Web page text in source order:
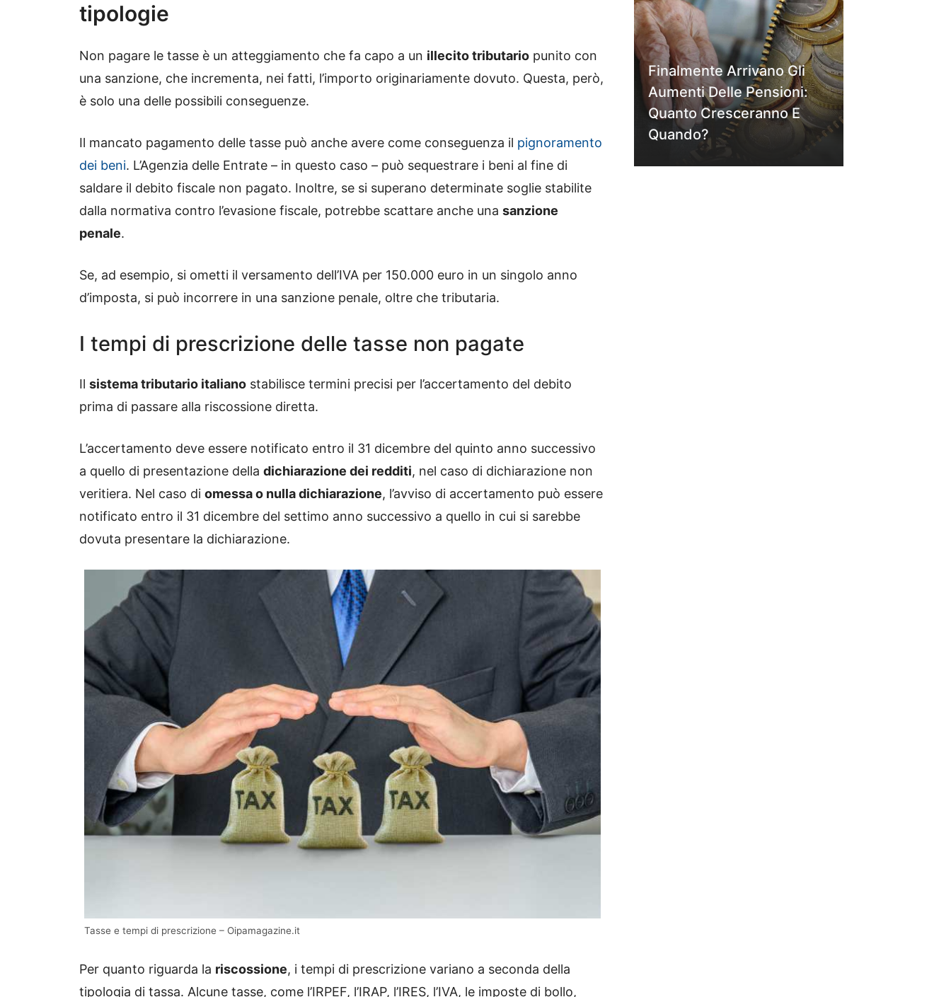
tipologie
Non pagare le tasse è un atteggiamento che fa capo a un illecito tributario punito con
una sanzione, che incrementa, nei fatti, l’importo originariamente dovuto. Questa, però,
è solo una delle possibili conseguenze.
Il mancato pagamento delle tasse può anche avere come conseguenza il pignoramento
dei beni. L’Agenzia delle Entrate – in questo caso – può sequestrare i beni al fine di
saldare il debito fiscale non pagato. Inoltre, se si superano determinate soglie stabilite
dalla normativa contro l’evasione fiscale, potrebbe scattare anche una sanzione
penale.
Se, ad esempio, si ometti il versamento dell’IVA per 150.000 euro in un singolo anno
d’imposta, si può incorrere in una sanzione penale, oltre che tributaria.
I tempi di prescrizione delle tasse non pagate
Il sistema tributario italiano stabilisce termini precisi per l’accertamento del debito
prima di passare alla riscossione diretta.
L’accertamento deve essere notificato entro il 31 dicembre del quinto anno successivo
a quello di presentazione della dichiarazione dei redditi, nel caso di dichiarazione non
veritiera. Nel caso di omessa o nulla dichiarazione, l’avviso di accertamento può essere
notificato entro il 31 dicembre del settimo anno successivo a quello in cui si sarebbe
dovuta presentare la dichiarazione.
Tasse e tempi di prescrizione – Oipamagazine.it
Per quanto riguarda la riscossione, i tempi di prescrizione variano a seconda della
tipologia di tassa. Alcune tasse, come l’IRPEF, l’IRAP, l’IRES, l’IVA, le imposte di bollo,
Finalmente Arrivano Gli
Aumenti Delle Pensioni:
Quanto Cresceranno E
Quando?